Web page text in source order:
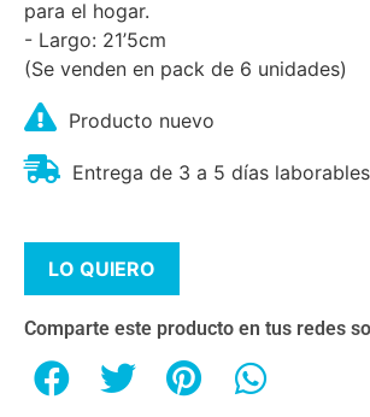
para el hogar.
- Largo: 21’5cm
(Se venden en pack de 6 unidades)
Producto nuevo
Entrega de 3 a 5 días laborables
LO QUIERO
Comparte este producto en tus redes